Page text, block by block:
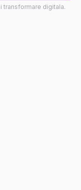
transformare digitala.